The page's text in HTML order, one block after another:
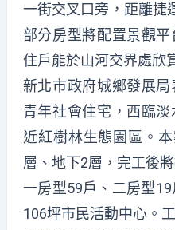
一街交叉口旁，距離捷
部分房型將配置景觀
住戶能於山河交界處欣
新北市政府城鄉發展
青年社會住宅，西臨
近紅樹林生態園區。
層、地下2層，完工後
一房型59戶、二房型
106坪市民活動中心。